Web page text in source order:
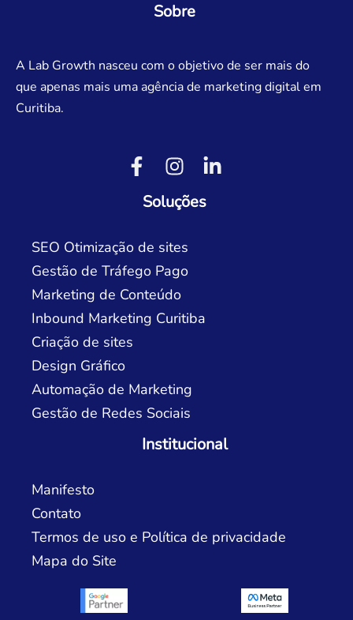
Sobre
A Lab Growth nasceu com o objetivo de ser mais do
que apenas mais uma agência de marketing digital em
Curitiba.
Soluções
SEO Otimização de sites
Gestão de Tráfego Pago
Marketing de Conteúdo
Inbound Marketing Curitiba
Criação de sites
Design Gráfico
Automação de Marketing
Gestão de Redes Sociais
Institucional
Manifesto
Contato
Termos de uso e Política de privacidade
Mapa do Site